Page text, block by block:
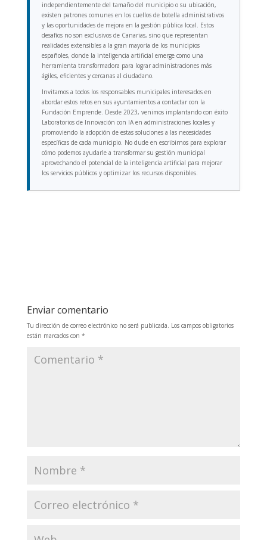
independientemente del tamaño del municipio o su ubicación,
existen patrones comunes en los cuellos de botella administrativos
y las oportunidades de mejora en la gestión pública local. Estos
desafíos no son exclusivos de Canarias, sino que representan
realidades extensibles a la gran mayoría de los municipios
españoles, donde la inteligencia artificial emerge como una
herramienta transformadora para lograr administraciones más
ágiles, eficientes y cercanas al ciudadano.
Invitamos a todos los responsables municipales interesados en
abordar estos retos en sus ayuntamientos a contactar con la
Fundación Emprende. Desde 2023, venimos implantando con éxito
Laboratorios de Innovación con IA en administraciones locales y
promoviendo la adopción de estas soluciones a las necesidades
específicas de cada municipio. No dude en escribirnos para explorar
cómo podemos ayudarle a transformar su gestión municipal
aprovechando el potencial de la inteligencia artificial para mejorar
los servicios públicos y optimizar los recursos disponibles.
Enviar comentario
Tu dirección de correo electrónico no será publicada. Los campos obligatorios
están marcados con *